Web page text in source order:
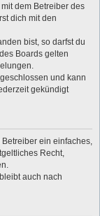
dem Betreiber des
dich mit den
bist, so darfst du
Boards gelten
und kann
gekündigt
ein einfaches,
Recht,
auch nach